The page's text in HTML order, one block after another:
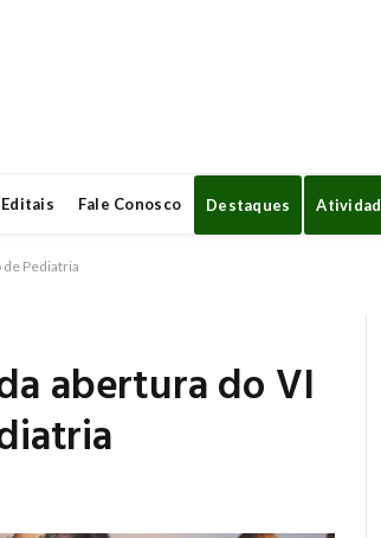
Editais Fale Conosco Destaques
de Pediatria
abertura do VI